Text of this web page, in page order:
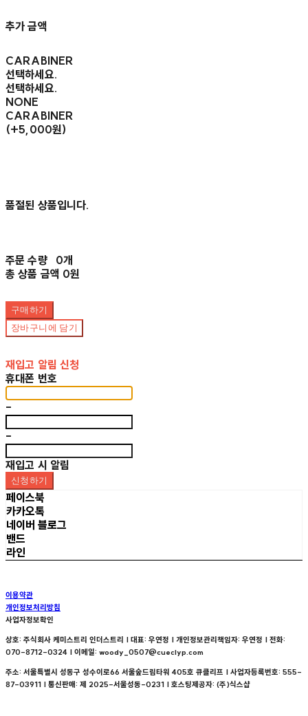
추가 금액
CARABINER
선택하세요.
선택하세요.
NONE
CARABINER
(+5,000원)
품절된 상품입니다.
주문 수량
0개
총 상품 금액 0원
구매하기
장바구니에 담기
재입고 알림 신청
휴대폰 번호
-
-
재입고 시 알림
신청하기
페이스북
카카오톡
네이버 블로그
밴드
라인
이용약관
개인정보처리방침
사업자정보확인
상호: 주식회사 케미스트리 인더스트리 | 대표: 우연정 | 개인정보관리책임자: 우연정 | 전화:
070-8712-0324 | 이메일: woody_0507@cueclyp.com
주소: 서울특별시 성동구 성수이로66 서울숲드림타워 405호 큐클리프 | 사업자등록번호: 555-
87-03911 | 통신판매: 제 2025-서울성동-0231 | 호스팅제공자: (주)식스샵